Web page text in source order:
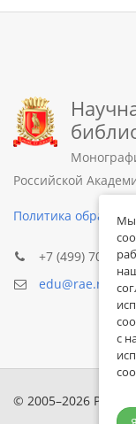
Российской
Политика
+7 (499) 705-72-
edu@rae.ru
© 2005–2026
Мы
с